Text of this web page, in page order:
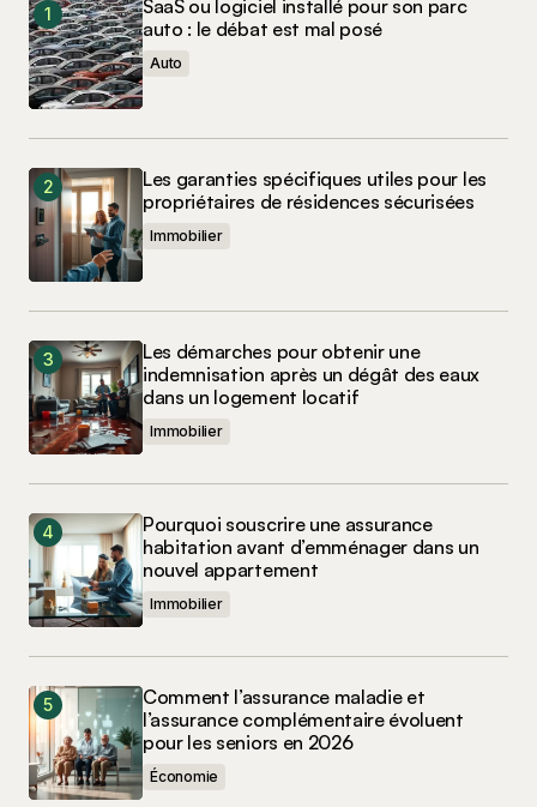
SaaS ou logiciel installé pour son parc
auto : le débat est mal posé
Auto
Les garanties spécifiques utiles pour les
propriétaires de résidences sécurisées
Immobilier
Les démarches pour obtenir une
indemnisation après un dégât des eaux
dans un logement locatif
Immobilier
Pourquoi souscrire une assurance
habitation avant d’emménager dans un
nouvel appartement
Immobilier
Comment l’assurance maladie et
l’assurance complémentaire évoluent
pour les seniors en 2026
Économie